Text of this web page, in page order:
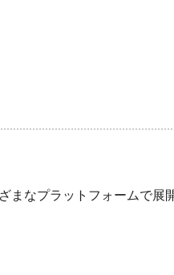
まなプラットフォームで展